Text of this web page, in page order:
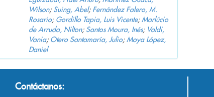
Wilson; Suing, Abel; Fernández Falero, M.
Rosario; Gordillo Tapia, Luis Vicente;Marlúcio
de Arruda, Nilton; Santos Moura, Inés; Valdi,
Vania; Otero Santamaría, Julio;Moya López,
Daniel
Contáctanos: